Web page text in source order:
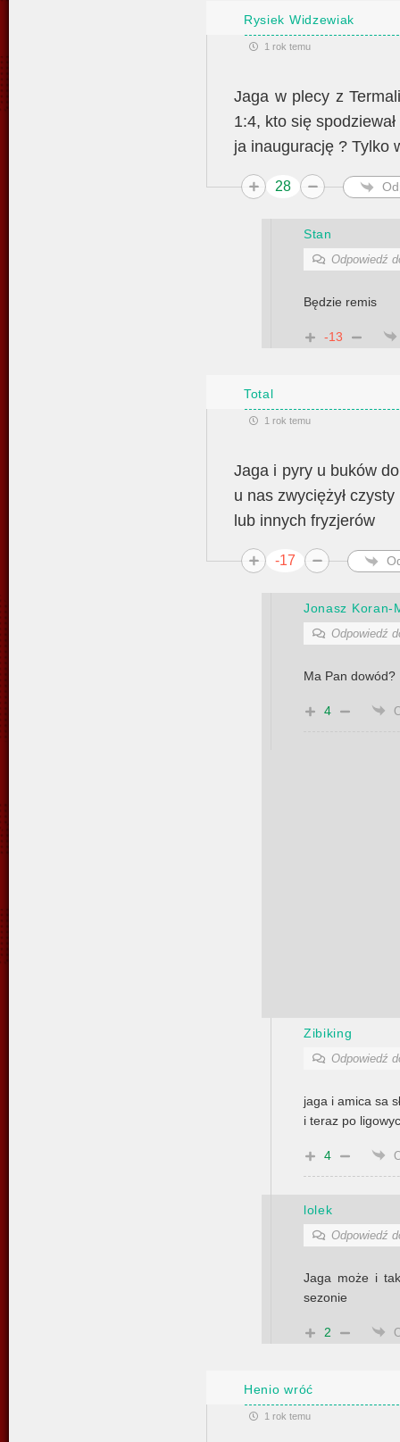
Rysiek Widzewiak
1 rok temu
Jaga w plecy z
1:4, kto się
ja inaugurację ? Tylko
28
Stan
Odpowiedź
Będzie remis
-13
Total
1 rok temu
Jaga i pyry u buków
u nas zwyciężył
lub innych fryzjerów
-17
Jonasz Koran-
Odpowiedź
Ma Pan dowód?
4
Zibiking
Odpowiedź
jaga i amica sa
i teraz po
4
lolek
Odpowiedź
Jaga może i
sezonie
2
Henio wróć
1 rok temu